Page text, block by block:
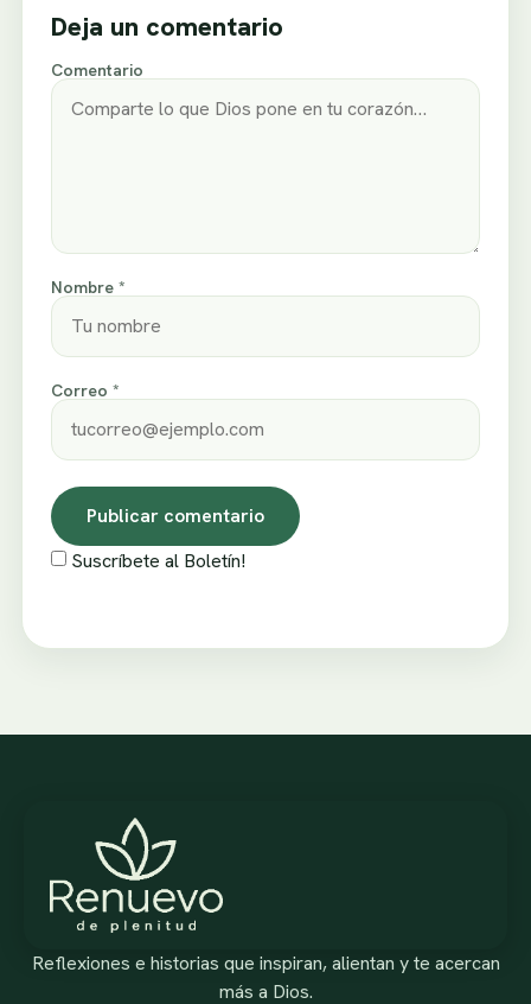
Deja un comentario
Comentario
Nombre *
Correo *
Suscríbete al Boletín!
Reflexiones e historias que inspiran, alientan y te acercan
más a Dios.